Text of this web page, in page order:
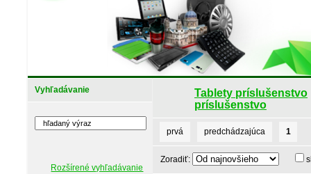
Vyhľadávanie
Rozšírené vyhľadávanie
Tablety príslušenstvo
príslušenstvo
prvá predchádzajúca 1
Zoradiť: